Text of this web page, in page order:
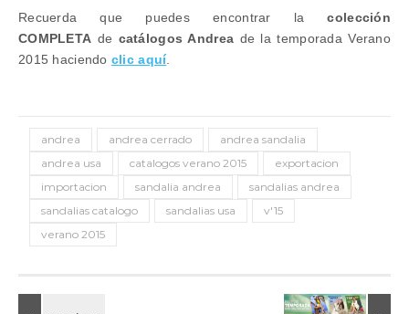
Recuerda que puedes encontrar lacolección
COMPLETA de catálogos Andrea de la temporada Verano
2015 haciendo clic aquí.
andrea andrea cerrado
andrea sandalia
andrea usa
catalogos verano 2015
exportacion
importacion
sandalia andrea
sandalias andrea
sandalias catalogo
sandalias usa
v'15
verano 2015